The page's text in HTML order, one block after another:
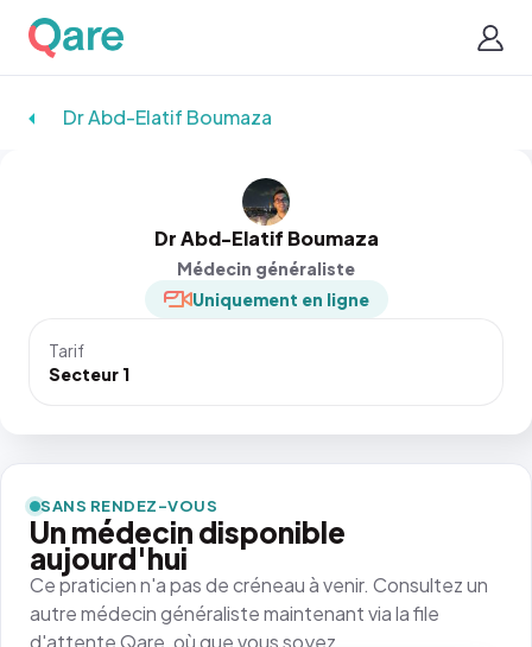
Dr Abd-Elatif Boumaza
Dr Abd-Elatif Boumaza
Médecin généraliste
Uniquement en ligne
Tarif
Secteur 1
SANS RENDEZ-VOUS
Un médecin disponible
aujourd'hui
Ce praticien n'a pas de créneau à venir. Consultez un
autre médecin généraliste maintenant via la file
d'attente Qare, où que vous soyez.